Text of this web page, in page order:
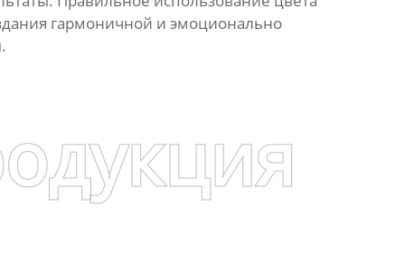
гармоничной и эмоционально